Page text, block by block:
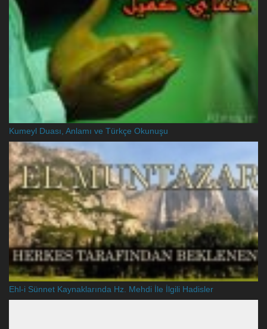
Kumeyl Duası, Anlamı ve Türkçe Okunuşu
Ehl-i Sünnet Kaynaklarında Hz. Mehdi İle İlgili Hadisler